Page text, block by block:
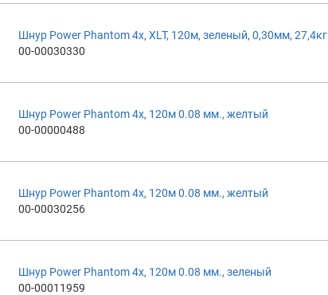
Шнур Power Phantom 4x, XLT, 120м, зеленый, 0,30мм, 27,4кг
00-00030330
Шнур Power Phantom 4x, 120м 0.08 мм., желтый
00-00000488
Шнур Power Phantom 4x, 120м 0.08 мм., желтый
00-00030256
Шнур Power Phantom 4x, 120м 0.08 мм., зеленый
00-00011959